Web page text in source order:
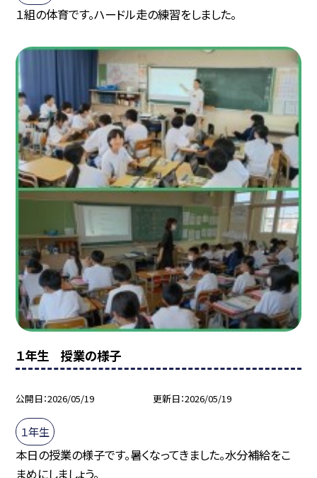
１組の体育です。ハードル走の練習をしました。
１年生 授業の様子
公開日 2026/05/19 更新日 2026/05/19
１年生
本日の授業の様子です。暑くなってきました。水分補給をこ
まめにしましょう。